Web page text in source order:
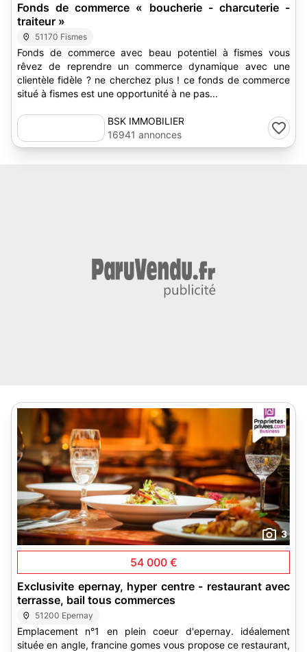
Fonds de commerce « boucherie - charcuterie -
traiteur »
51170 Fismes
Fonds de commerce avec beau potentiel à fismes vous
rêvez de reprendre un commerce dynamique avec une
clientèle fidèle ? ne cherchez plus ! ce fonds de commerce
situé à fismes est une opportunité à ne pas...
BSK IMMOBILIER
16941 annonces
3
54 000 €
Exclusivite epernay, hyper centre - restaurant avec
terrasse, bail tous commerces
51200 Epernay
Emplacement n°1 en plein coeur d'epernay. idéalement
située en angle, francine gomes vous propose ce restaurant,